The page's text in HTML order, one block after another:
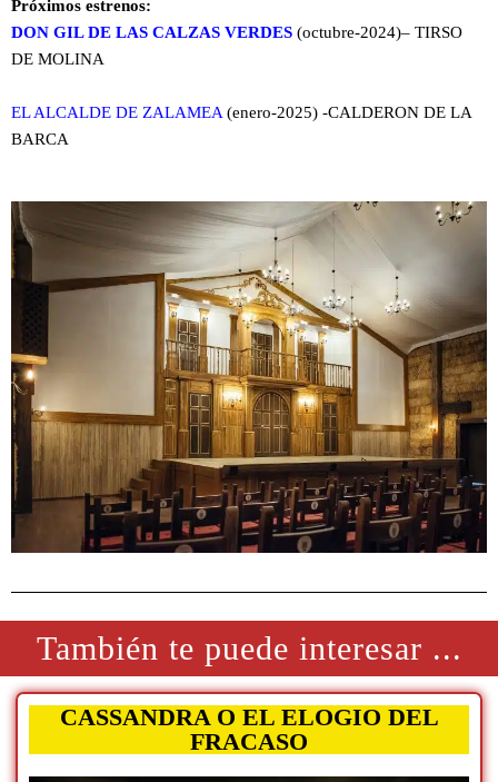
Próximos estrenos:
DON GIL DE LAS CALZAS VERDES (octubre-2024)– TIRSO
DE MOLINA
EL ALCALDE DE ZALAMEA (enero-2025) -CALDERON DE LA
BARCA
También te puede interesar ...
CASSANDRA O EL ELOGIO DEL
FRACASO